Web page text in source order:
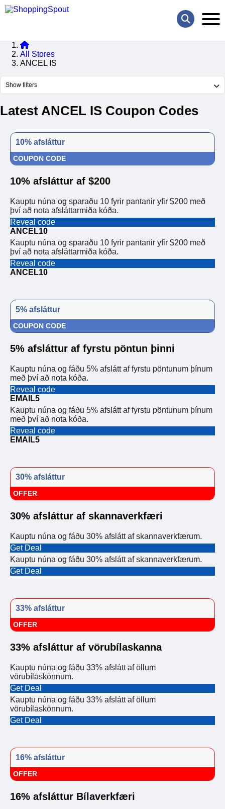
All Stores
ANCEL IS
Show filters
Latest ANCEL IS Coupon Codes
10% afsláttur
COUPON CODE
10% afsláttur af $200
Kauptu núna og sparaðu 10 fyrir pantanir yfir $200 með
því að nota afsláttarmiða kóða.
Reveal code
ANCEL10
Kauptu núna og sparaðu 10 fyrir pantanir yfir $200 með
því að nota afsláttarmiða kóða.
Reveal code
ANCEL10
5% afsláttur
COUPON CODE
5% afsláttur af fyrstu pöntun þinni
Kauptu núna og fáðu 5% afslátt af fyrstu pöntunum þínum
með því að nota kóða.
Reveal code
EMAIL5
Kauptu núna og fáðu 5% afslátt af fyrstu pöntunum þínum
með því að nota kóða.
Reveal code
EMAIL5
30% afsláttur
OFFER
30% afsláttur af skannaverkfæri
Kauptu núna og fáðu 30% afslátt af skannaverkfærum.
Get Deal
Kauptu núna og fáðu 30% afslátt af skannaverkfærum.
Get Deal
33% afsláttur
OFFER
33% afsláttur af vörubílaskanna
Kauptu núna og fáðu 33% afslátt af öllum
vörubílaskönnum.
Get Deal
Kauptu núna og fáðu 33% afslátt af öllum
vörubílaskönnum.
Get Deal
16% afsláttur
OFFER
16% afsláttur Bílaverkfæri